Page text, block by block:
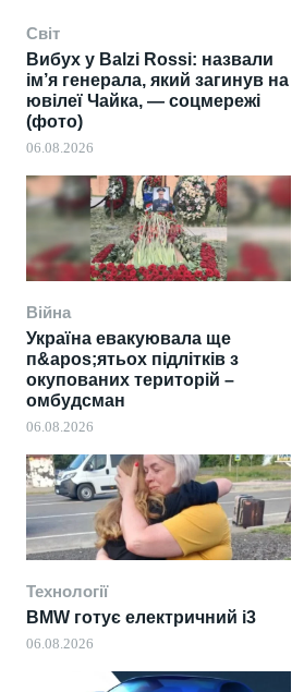
Світ
Вибух у Balzi Rossi: назвали
ім’я генерала, який загинув на
ювілеї Чайка, — соцмережі
(фото)
06.08.2026
Війна
Україна евакуювала ще
п&apos;ятьох підлітків з
окупованих територій –
омбудсман
06.08.2026
Технології
BMW готує електричний i3
06.08.2026